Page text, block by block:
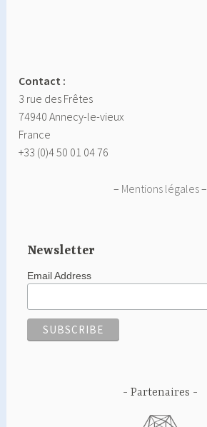
Contact :
3 rue des Frêtes
74940 Annecy-le-vieux
France
+33 (0)4 50 01 04 76
– Mentions légales–
Newsletter
Email Address
Partenaires